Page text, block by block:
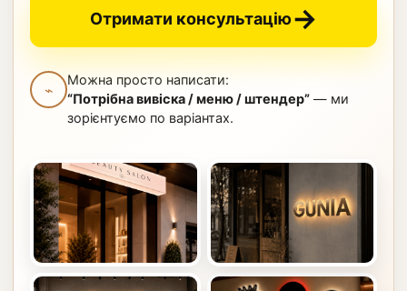
Отримати консультацію→
⌁
Можна просто написати:
“Потрібна вивіска / меню / штендер” — ми
зорієнтуємо по варіантах.